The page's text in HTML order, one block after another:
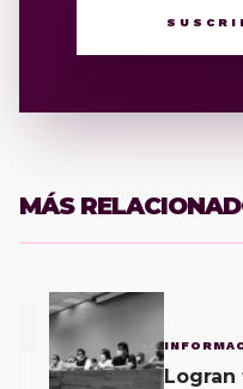
MÁS
Logran